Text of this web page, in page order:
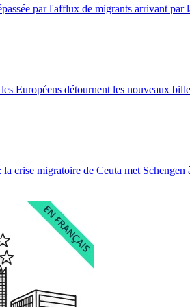
par l'afflux de migrants arrivant par
Européens détournent les nouveaux
la crise migratoire de Ceuta met Schengen